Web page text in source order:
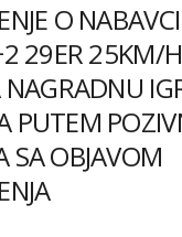
O
29ER 25KM/
NAGRADNU
PUTEM
SA OBJAVOM